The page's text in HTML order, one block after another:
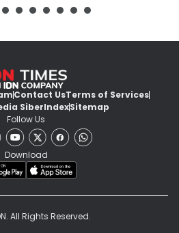
Contact UsTerms of Services
SiberIndexSitemap
Follow Us
Download
All Rights Reserved.